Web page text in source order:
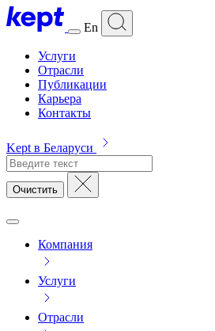
En
Услуги
Отрасли
Публикации
Карьера
Контакты
Kept в Беларуси
Очистить
Компания
Услуги
Отрасли